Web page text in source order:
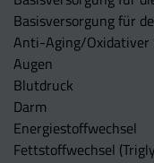
Basisversorgung für
Anti-Aging/Oxidativer
Augen
Blutdruck
Darm
Energiestoffwechsel
Fettstoffwechsel